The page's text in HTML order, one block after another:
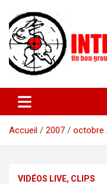
contenu
actuelles pop rock,
lyon
Accueil
2007 octobre
VIDÉOS LIVE, CLIPS